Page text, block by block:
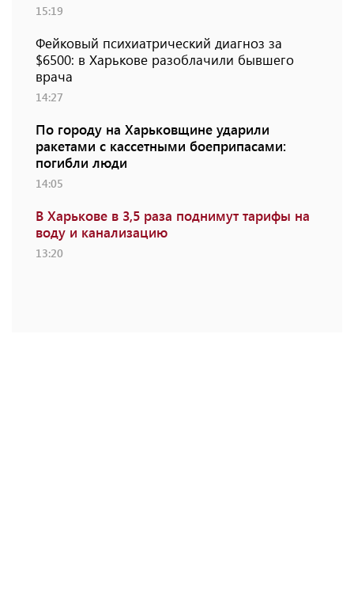
15:19
Фейковый психиатрический диагноз за
$6500: в Харькове разоблачили бывшего
врача
14:27
По городу на Харьковщине ударили
ракетами с кассетными боеприпасами:
погибли люди
14:05
В Харькове в 3,5 раза поднимут тарифы на
воду и канализацию
13:20